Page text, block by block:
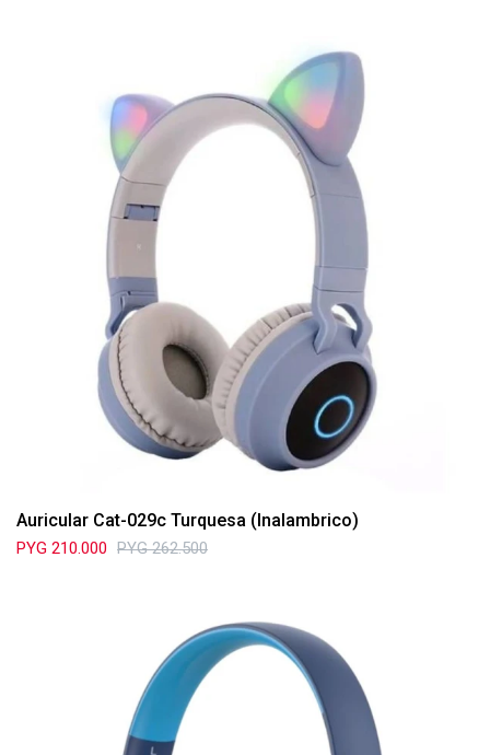
Auricular Cat-029c Turquesa (Inalambrico)
PYG 210.000 PYG 262.500